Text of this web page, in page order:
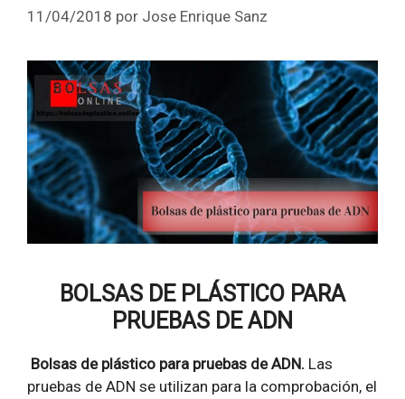
11/04/2018 por Jose Enrique Sanz
BOLSAS DE PLÁSTICO PARA
PRUEBAS DE ADN
Bolsas de plástico para pruebas de ADN. Las
pruebas de ADN se utilizan para la comprobación, el